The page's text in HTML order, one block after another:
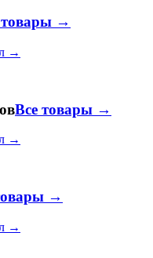
товары →
→
Все товары →
→
→
→